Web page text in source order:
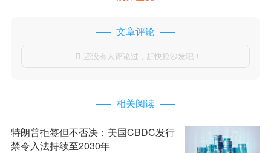
文章评论
 还没有人评论过，赶快抢沙发吧！
相关阅读
特朗普拒签但不否决：美国CBDC发行
禁令入法持续至2030年